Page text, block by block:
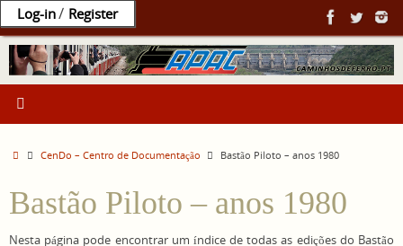
Log-in/ Register
para
conteúdo
HomeCenDo – Centro de Documentação Bastão Piloto – anos 1980
Bastão Piloto – anos 1980
Nesta página pode encontrar um índice de todas as edições do Bastão